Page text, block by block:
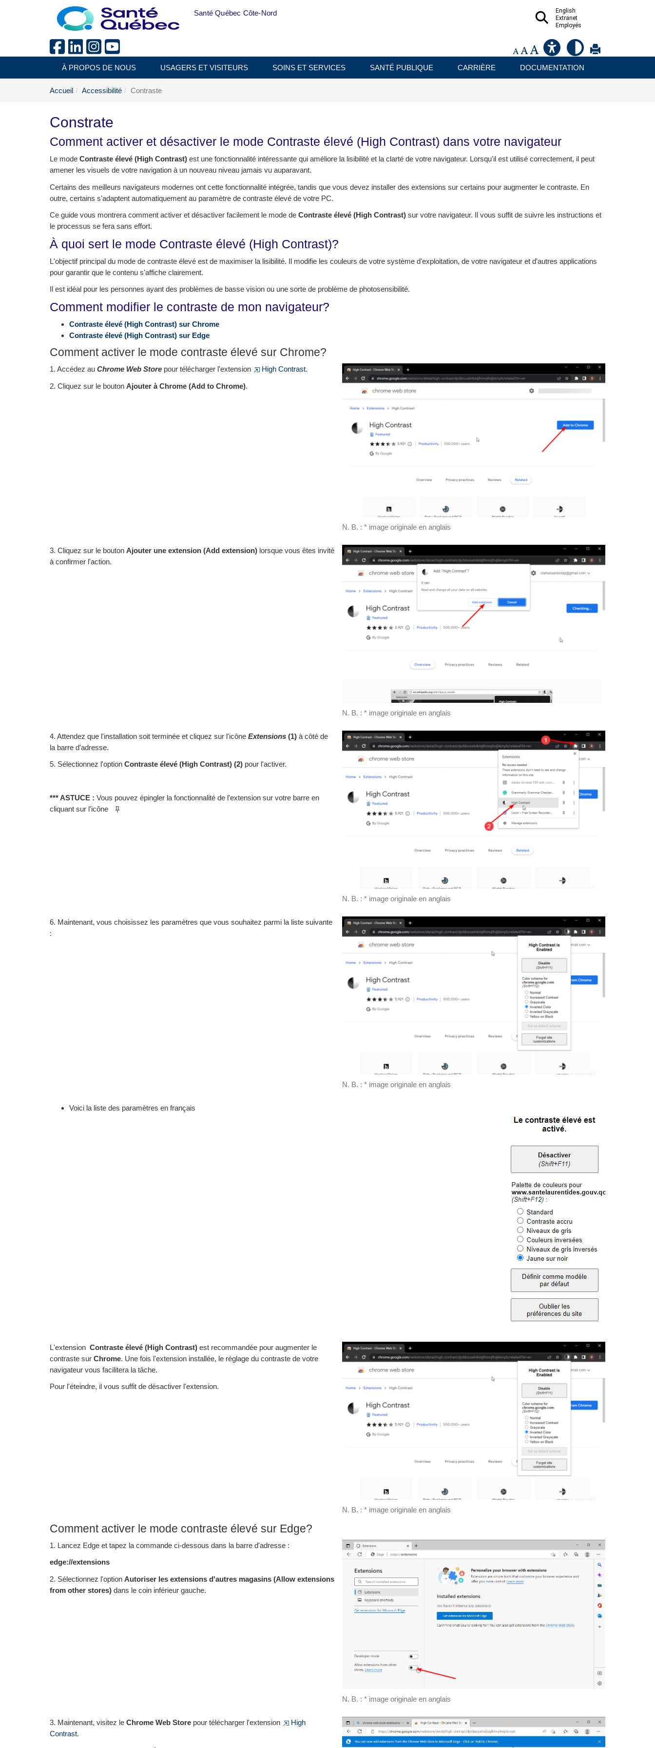
Aller au menu principal
English
Extranet
Employés
Santé Québec Côte-Nord
À PROPOS DE NOUS USAGERS ET VISITEURS SOINS ET SERVICES SANTÉ PUBLIQUE CARRIÈRE DOCUMENTATION
Accueil Accessibilité Contraste
Constrate
Comment activer et désactiver le mode Contraste élevé (High Contrast) dans votre navigateur
Le mode Contraste élevé (High Contrast) est une fonctionnalité intéressante qui améliore la lisibilité et la clarté de votre navigateur. Lorsqu'il est utilisé correctement, il peut
amener les visuels de votre navigation à un nouveau niveau jamais vu auparavant.
Certains des meilleurs navigateurs modernes ont cette fonctionnalité intégrée, tandis que vous devez installer des extensions sur certains pour augmenter le contraste. En
outre, certains s'adaptent automatiquement au paramètre de contraste élevé de votre PC.
Ce guide vous montrera comment activer et désactiver facilement le mode de Contraste élevé (High Contrast) sur votre navigateur. Il vous suffit de suivre les instructions et
le processus se fera sans effort.
À quoi sert le mode Contraste élevé (High Contrast)?
L'objectif principal du mode de contraste élevé est de maximiser la lisibilité. Il modifie les couleurs de votre système d'exploitation, de votre navigateur et d'autres applications
pour garantir que le contenu s'affiche clairement.
Il est idéal pour les personnes ayant des problèmes de basse vision ou une sorte de problème de photosensibilité.
Comment modifier le contraste de mon navigateur?
Contraste élevé (High Contrast) sur Chrome
Contraste élevé (High Contrast) sur Edge
Comment activer le mode contraste élevé sur Chrome?
N. B. : * image originale en anglais
1. Accédez au Chrome Web Store pour télécharger l'extension High Contrast.
2. Cliquez sur le bouton Ajouter à Chrome (Add to Chrome).
N. B. : * image originale en anglais
3. Cliquez sur le bouton Ajouter une extension (Add extension) lorsque vous êtes invité
à confirmer l'action.
N. B. : * image originale en anglais
4. Attendez que l'installation soit terminée et cliquez sur l'icône Extensions (1) à côté de
la barre d'adresse.
5. Sélectionnez l'option Contraste élevé (High Contrast) (2) pour l'activer.
*** ASTUCE : Vous pouvez épingler la fonctionnalité de l'extension sur votre barre en
cliquant sur l'icône
N. B. : * image originale en anglais
6. Maintenant, vous choisissez les paramètres que vous souhaitez parmi la liste suivante
:
Voici la liste des paramètres en français
N. B. : * image originale en anglais
L'extension Contraste élevé (High Contrast) est recommandée pour augmenter le
contraste sur Chrome. Une fois l'extension installée, le réglage du contraste de votre
navigateur vous facilitera la tâche.
Pour l'éteindre, il vous suffit de désactiver l'extension.
Comment activer le mode contraste élevé sur Edge?
N. B. : * image originale en anglais
1. Lancez Edge et tapez la commande ci-dessous dans la barre d'adresse :
edge://extensions
2. Sélectionnez l'option Autoriser les extensions d'autres magasins (Allow extensions
from other stores) dans le coin inférieur gauche.
3. Maintenant, visitez le Chrome Web Store pour télécharger l'extension
High
Contrast.